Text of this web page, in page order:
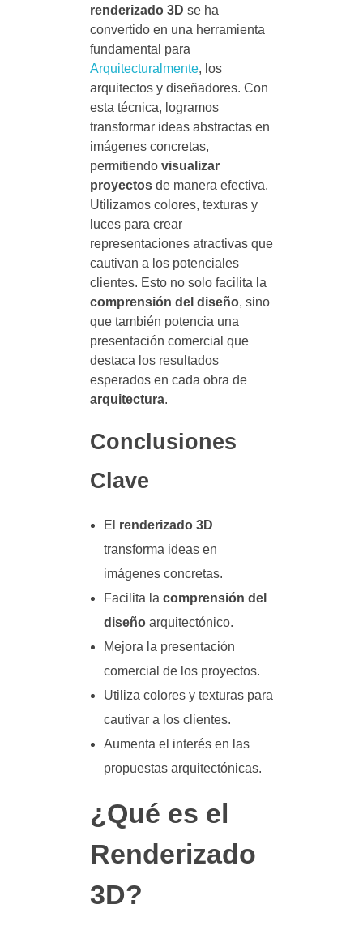
renderizado 3D se ha
convertido en una herramienta
fundamental para
Arquitecturalmente, los
arquitectos y diseñadores. Con
esta técnica, logramos
transformar ideas abstractas en
imágenes concretas,
permitiendo visualizar
proyectosde manera efectiva.
Utilizamos colores, texturas y
luces para crear
representaciones atractivas que
cautivan a los potenciales
clientes. Esto no solo facilita la
comprensión del diseño, sino
que también potencia una
presentación comercial que
destaca los resultados
esperados en cada obra de
arquitectura.
Conclusiones
Clave
El renderizado 3D
transforma ideas en
imágenes concretas.
Facilita lacomprensión del
diseño arquitectónico.
Mejora la presentación
comercial de los proyectos.
Utiliza colores y texturas para
cautivar a los clientes.
Aumenta el interés en las
propuestas arquitectónicas.
¿Qué es el
Renderizado
3D?